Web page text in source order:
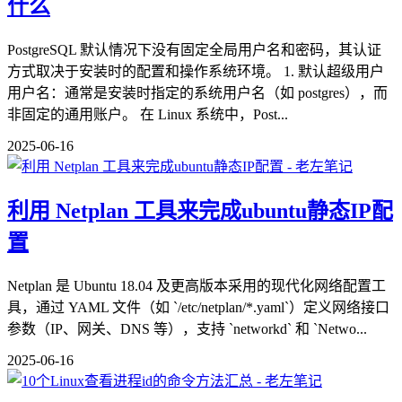
什么
PostgreSQL 默认情况下没有固定全局用户名和密码，其认证
方式取决于安装时的配置和操作系统环境。 1. 默认超级用户
用户名：通常是安装时指定的系统用户名（如 postgres），而
非固定的通用账户。 在 Linux 系统中，Post...
2025-06-16
利用 Netplan 工具来完成ubuntu静态IP配
置
Netplan 是 Ubuntu 18.04 及更高版本采用的现代化网络配置工
具，通过 YAML 文件（如 `/etc/netplan/*.yaml`）定义网络接口
参数（IP、网关、DNS 等），支持 `networkd` 和 `Netwo...
2025-06-16